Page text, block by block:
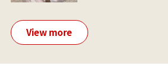
View more